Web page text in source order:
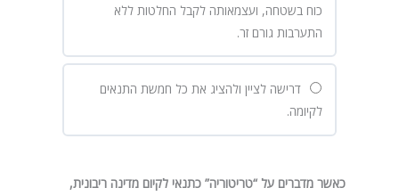
כוח בשטחה, ועצמאותה לקבל החלטות ללא
התערבות גורם זר.
דרישה לציין ולהציג את כל חמשת התנאים
לקיומה.
כאשר מדברים על “טריטוריה” כתנאי לקיום מדינה ריבונית,